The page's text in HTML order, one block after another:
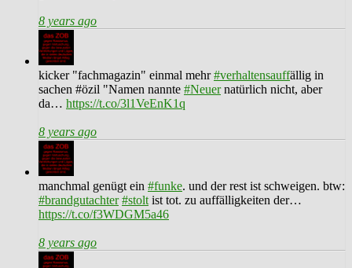
8 years ago
kicker "fachmagazin" einmal mehr#verhaltensauffällig in
sachen #özil "Namen nannte #Neuernatürlich nicht, aber
da… https://t.co/3l1VeEnK1q
8 years ago
manchmal genügt ein #funke. und der rest ist schweigen. btw:
#brandgutachter #stolt ist tot. zu auffälligkeiten der…
https://t.co/f3WDGM5a46
8 years ago